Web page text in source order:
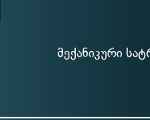
მექანიკური